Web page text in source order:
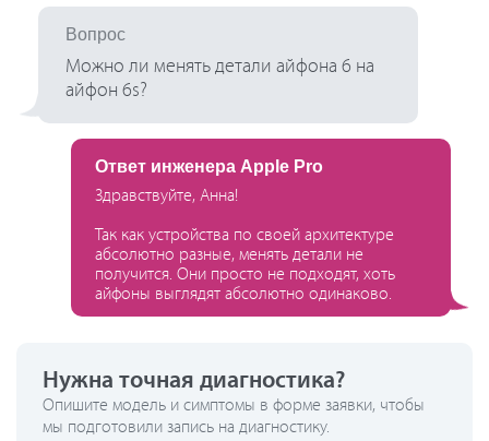
Вопрос
Можно ли менять детали айфона 6 на
айфон 6s?
Ответ инженера Apple Pro
Здравствуйте, Анна!
Так как устройства по своей архитектуре
абсолютно разные, менять детали не
получится. Они просто не подходят, хоть
айфоны выглядят абсолютно одинаково.
Нужна точная диагностика?
Опишите модель и симптомы в форме заявки, чтобы
мы подготовили запись на диагностику.